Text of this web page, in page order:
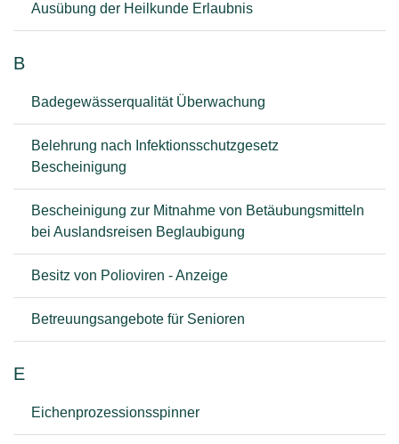
Ausübung der Heilkunde Erlaubnis
B
Badegewässerqualität Überwachung
Belehrung nach Infektionsschutzgesetz
Bescheinigung
Bescheinigung zur Mitnahme von Betäubungsmitteln
bei Auslandsreisen Beglaubigung
Besitz von Polioviren - Anzeige
Betreuungsangebote für Senioren
E
Eichenprozessionsspinner